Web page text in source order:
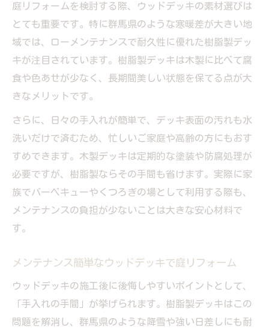
庭リフォームを検討する際、ウッドデッキの素材選びは
とても重要です。特に群馬県のような寒暖差が大きい地
域では、ローメンテナンスで耐久性に優れた樹脂製デッ
キが注目されています。樹脂製デッキは木製に比べて腐
食や色あせが少なく、長期間美しい状態を保てる点が大
きなメリットです。
さらに、日々の手入れが簡単で、デッキ表面の汚れも水
洗いだけで済むため、忙しいご家庭や高齢の方にもおす
すめできます。木製デッキは定期的な塗装や防腐処理が
必要ですが、樹脂製ならその手間も省けます。実際に家
族でバーベキューやくつろぎの場として利用する際も、
メンテナンスの負担が少ないことは大きな安心材料で
す。
メンテナンス簡単なウッドデッキで庭リフォーム
ウッドデッキの施工後に後悔しやすいポイントとして、
「手入れの手間」が挙げられます。樹脂製デッキはこの
問題を解消し、群馬県のような降雪や強い日差しにも耐